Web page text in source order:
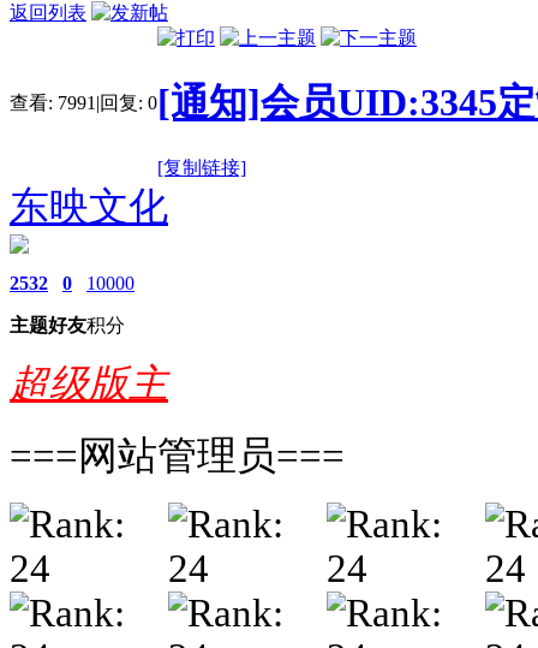
返回列表
查看: 7991 |回复: 0[通知]会员UID:3345
[复制链接]
东映文化
2532
主题
0
好友
10000
积分
超级版主
===网站管理员===